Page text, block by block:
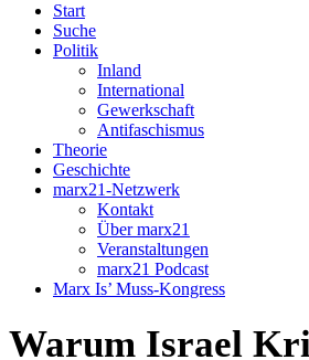
Start
Suche
Politik
Inland
International
Gewerkschaft
Antifaschismus
Theorie
Geschichte
marx21-Netzwerk
Kontakt
Über marx21
Veranstaltungen
marx21 Podcast
Marx Is’ Muss-Kongress
Warum Israel